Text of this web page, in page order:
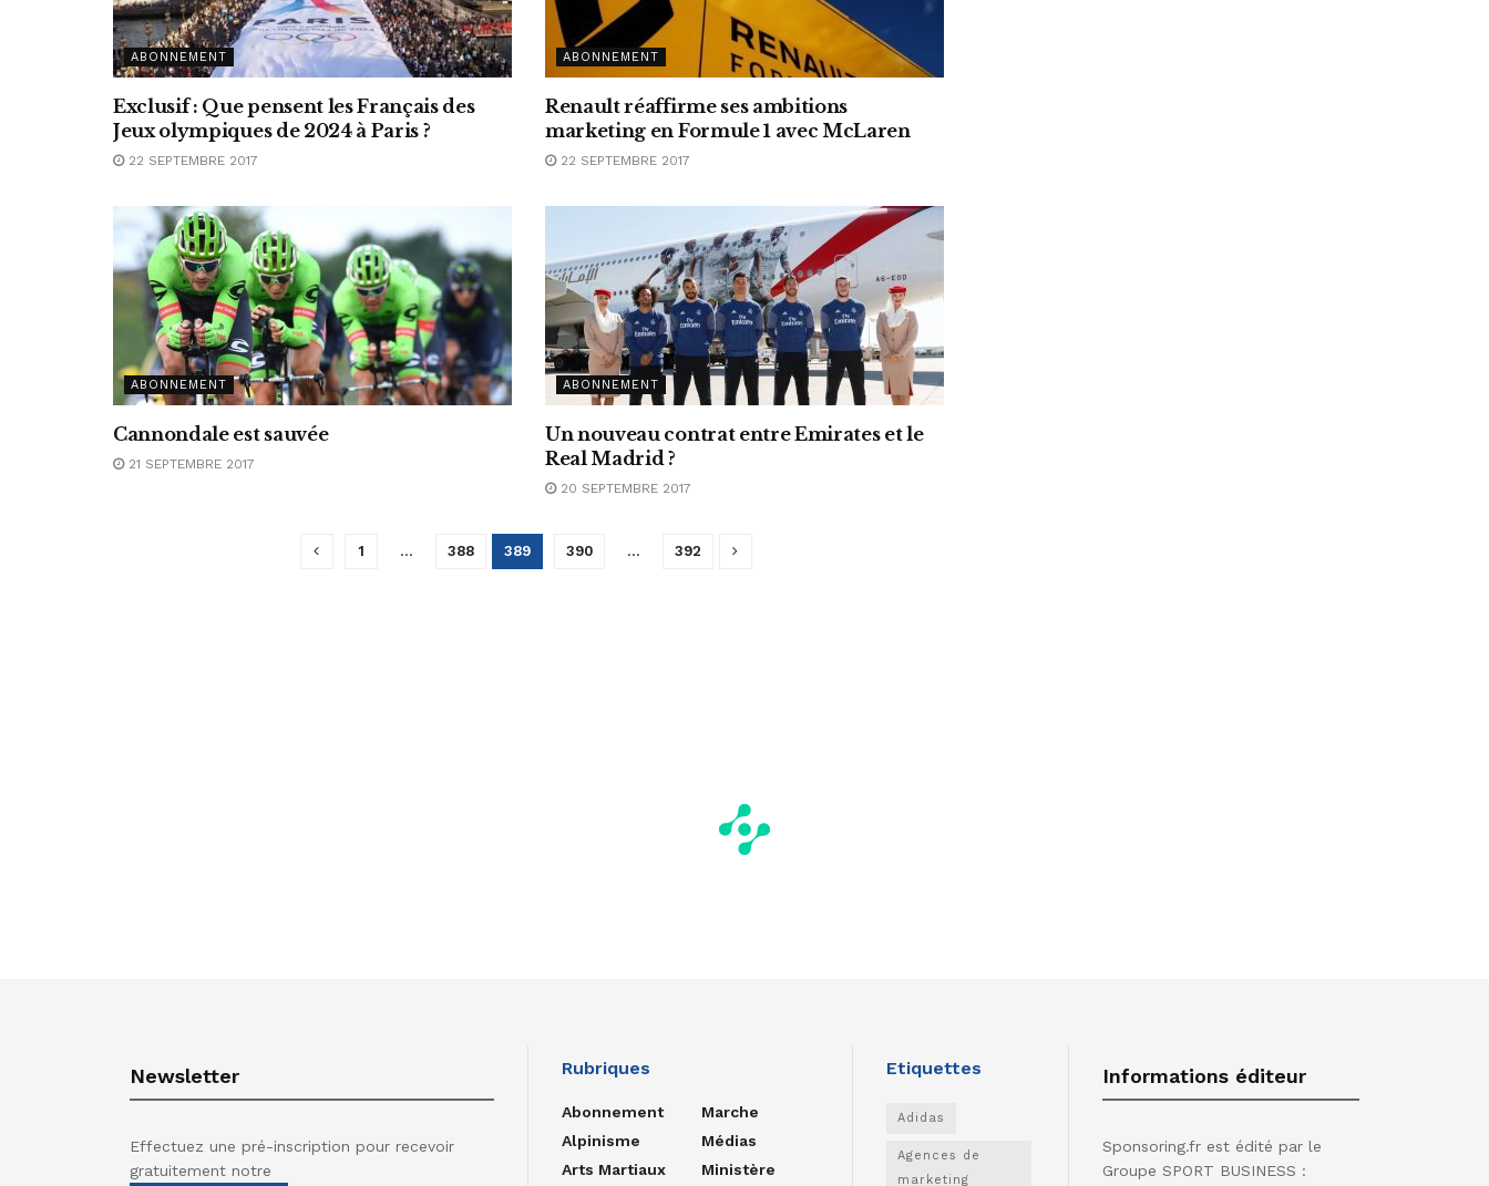
ABONNEMENT
Exclusif : Que pensent les Français des
Jeux olympiques de 2024 à Paris ?
22 SEPTEMBRE 2017
ABONNEMENT
Renault réaffirme ses ambitions
marketing en Formule 1 avec McLaren
22 SEPTEMBRE 2017
ABONNEMENT
Cannondale est sauvée
21 SEPTEMBRE 2017
ABONNEMENT
Un nouveau contrat entre Emirates et le
Real Madrid ?
20 SEPTEMBRE 2017
1 … 388 389 390 … 392
Newsletter
Effectuez une pré-inscription pour recevoir
gratuitement notre
Rubriques
Abonnement
Alpinisme
Arts Martiaux
Marche
Médias
Ministère
Etiquettes
Adidas
Agences de
marketing
Informations éditeur
Sponsoring.fr est édité par le
Groupe SPORT BUSINESS :